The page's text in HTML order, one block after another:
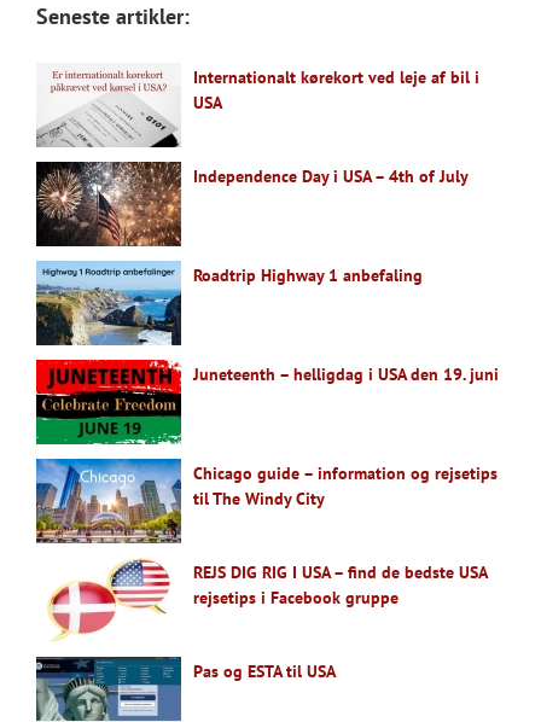
Seneste artikler:
Internationalt kørekort ved leje af bil i
USA
Independence Day i USA – 4th of July
Roadtrip Highway 1 anbefaling
Juneteenth – helligdag i USA den 19. juni
Chicago guide – information og rejsetips
til The Windy City
REJS DIG RIG I USA – find de bedste USA
rejsetips i Facebook gruppe
Pas og ESTA til USA